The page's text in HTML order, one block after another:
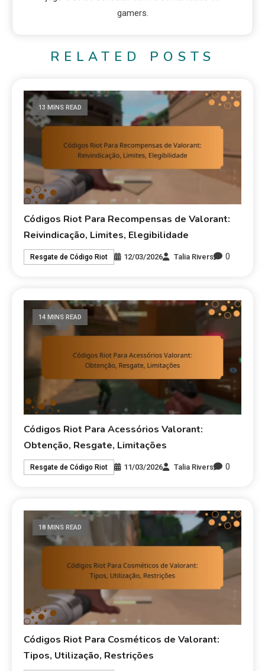
gamers.
RELATED POSTS
13 MINS READ
Códigos Riot Para Recompensas de Valorant:
Reivindicação, Limites, Elegibilidade
Resgate de Código Riot 12/03/2026 Talia Rivers 0
14 MINS READ
Códigos Riot Para Acessórios Valorant:
Obtenção, Resgate, Limitações
Resgate de Código Riot 11/03/2026 Talia Rivers 0
18 MINS READ
Códigos Riot Para Cosméticos de Valorant:
Tipos, Utilização, Restrições